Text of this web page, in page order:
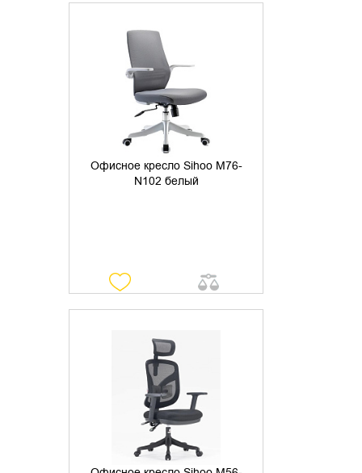
Офисное кресло Sihoo M76-
N102 белый
УТОЧНИТЬ НАЛИЧИЕ
УТОЧНИТЬ НАЛИЧИЕ